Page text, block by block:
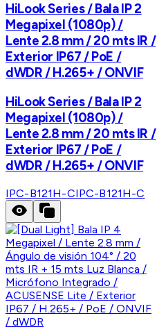
HiLook Series / Bala IP 2
Megapixel (1080p) /
Lente 2.8 mm / 20 mts IR /
Exterior IP67 / PoE /
dWDR / H.265+ / ONVIF
HiLook Series / Bala IP 2
Megapixel (1080p) /
Lente 2.8 mm / 20 mts IR /
Exterior IP67 / PoE /
dWDR / H.265+ / ONVIF
IPC-B121H-CIPC-B121H-C